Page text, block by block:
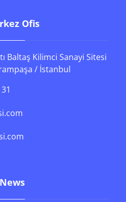
Ofis
Baltaş Kilimci Sanayi Sitesi
/ İstanbul
News